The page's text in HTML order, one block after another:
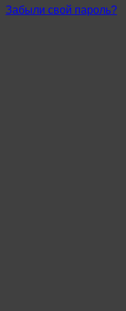
Забыли свой пароль?